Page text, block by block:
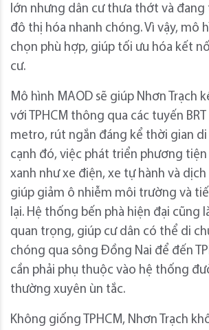
lớn nhưng dân cư thưa thớt và
đô thị hóa nhanh chóng. Vì vậy, mô
chọn phù hợp, giúp tối ưu hóa kết
cư.
Mô hình MAOD sẽ giúp Nhơn Trạch
với TPHCM thông qua các tuyến
metro, rút ngắn đáng kể thời gian di
cạnh đó, việc phát triển phương
xanh như xe điện, xe tự hành và dịch
giúp giảm ô nhiễm môi trường và
lại. Hệ thống bến phà hiện đại cũng
quan trọng, giúp cư dân có thể di
chóng qua sông Đồng Nai để đến
cần phải phụ thuộc vào hệ thống
thường xuyên ùn tắc.
Không giống TPHCM, Nhơn Trạch